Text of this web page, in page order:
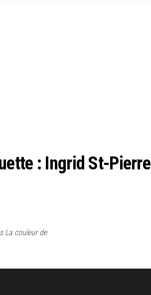
: Ingrid St-Pierre
La couleur de